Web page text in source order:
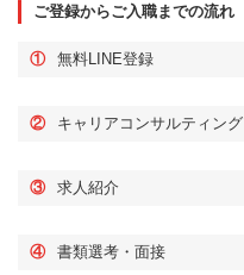
ご登録からご入職までの流れ
① 無料LINE登録
② キャリアコンサルティング
③ 求人紹介
④ 書類選考・面接